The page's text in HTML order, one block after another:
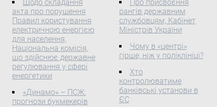
ребенка лучше, чем
подготовка иска о
взыскании алиментов
Щодо складання
акта про порушення
Правил користування
електричною енергією
для населення,
Національна комісія,
що здійснює державне
регулювання у сфері
енергетики
«Динамо» – ПСЖ:
прогнози букмекерів
Згідно з
повноваженнями,
наданими Законом
України „Про
електроенергетику"(
Президента України від
23.11.2011 № 1059(
1059/2011 ) „Про
цінних паперів,
випущених Відкритим
акціонерним
товариством «Агрофірма
комісія з цінних паперів
та фондового ринку
Щодо зупинення
внесення змін до системи
реєстру власників
іменних цінних паперів та
Про присвоєння
рангів державним
службовцям, Кабінет
Міністрів України
Чому в «центрі»
гірше, ніж у поліклініці?
Хто
контролюватиме
банківські установи в
ЄС